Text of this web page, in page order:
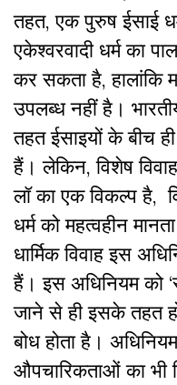
तहत, एक पुरुष ईसाई
एकेश्वरवादी धर्म का
कर सकता है, हालांकि
उपलब्ध नहीं है।
तहत ईसाइयों के बीच
हैं। लेकिन, विशेष
लॉ का एक विकल्प है,
धर्म को महत्वहीन
धार्मिक विवाह इस
हैं। इस अधिनियम को
जाने से ही इसके तहत
बोध होता है।
औपचारिकताओं का भी